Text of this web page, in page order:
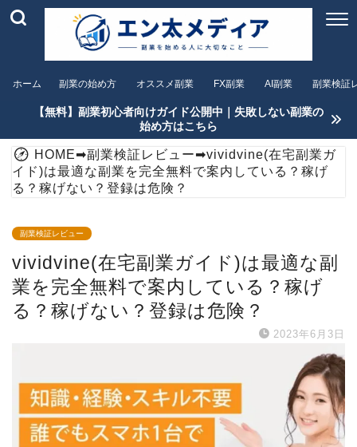
ホーム 副業の始め方 オススメ副業 FX副業 AI副業 副業検証
【無料】副業初心者向けガイド公開中｜失敗しない副業の
始め方はこちら
HOME➡副業検証レビュー➡vividvine(在宅副業ガ
イド)は最適な副業を完全無料で案内している？稼げ
る？稼げない？登録は危険？
副業検証レビュー
vividvine(在宅副業ガイド)は最適な副
業を完全無料で案内している？稼げ
る？稼げない？登録は危険？
2023年6月3日